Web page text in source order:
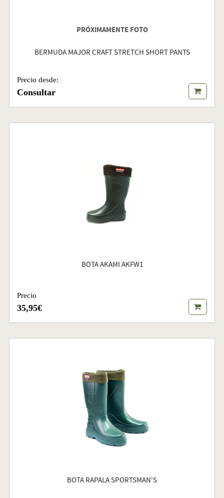
PRÓXIMAMENTE FOTO
BERMUDA MAJOR CRAFT STRETCH SHORT PANTS
Precio desde:
Consultar
BOTA AKAMI AKFW1
Precio
35,95€
BOTA RAPALA SPORTSMAN'S